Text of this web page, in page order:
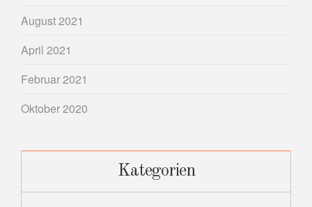
August 2021
April 2021
Februar 2021
Oktober 2020
Kategorien